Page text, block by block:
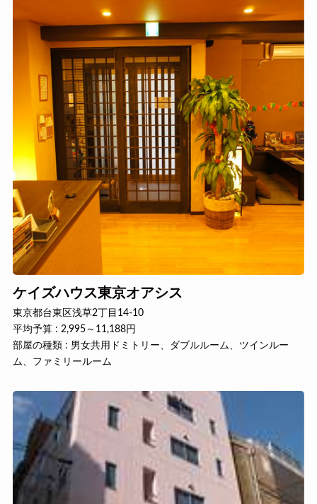
ケイズハウス東京オアシス
東京都台東区浅草2丁目14-10
平均予算 : 2,995～11,188円
部屋の種類 : 男女共用ドミトリー、ダブルルーム、ツインルー
ム、ファミリールーム